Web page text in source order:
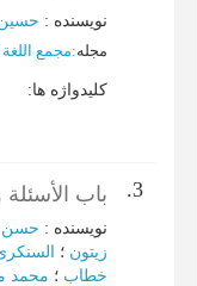
نویسنده :
مجله:مجمع
کلیدواژه ها:
3. باب الأسئلة
نویسنده : حسن
زیتون ؛
خطاب ؛ محمد